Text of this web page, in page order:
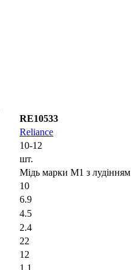
RE10533
Reliance
10-12
шт.
Мідь марки М1 з лудінням
10
6.9
4.5
2.4
22
12
1.1